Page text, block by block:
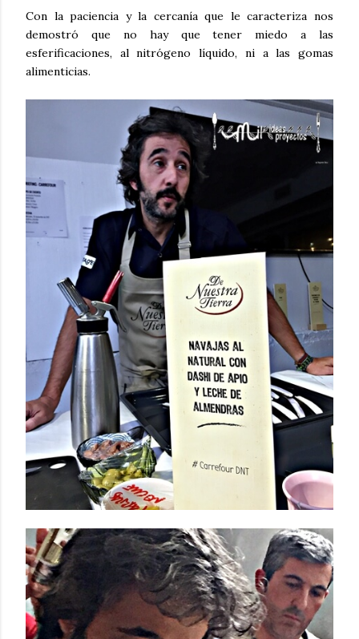
Con la paciencia y la cercanía que le caracteriza nos
demostró que no hay que tener miedo a las
esferificaciones, al nitrógeno líquido, ni a las gomas
alimenticias.